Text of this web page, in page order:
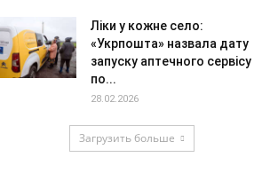
Ліки у кожне село:
«Укрпошта» назвала дату
запуску аптечного сервісу
по...
28.02.2026
Загрузить больше